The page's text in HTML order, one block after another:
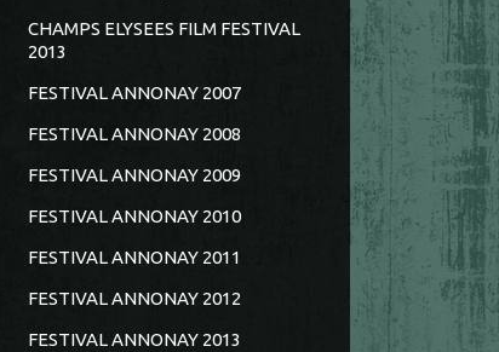
CHAMPS ELYSEES FILM FESTIVAL
2013
FESTIVAL ANNONAY 2007
FESTIVAL ANNONAY 2008
FESTIVAL ANNONAY 2009
FESTIVAL ANNONAY 2010
FESTIVAL ANNONAY 2011
FESTIVAL ANNONAY 2012
FESTIVAL ANNONAY 2013